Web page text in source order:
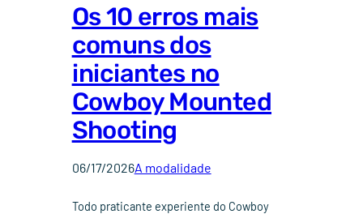
Os 10 erros mais
comuns dos
iniciantes no
Cowboy Mounted
Shooting
06/17/2026A modalidade
Todo praticante experiente do Cowboy